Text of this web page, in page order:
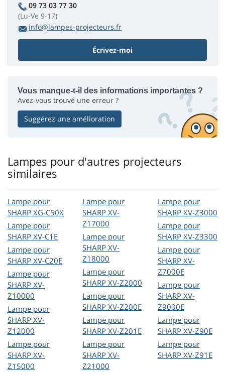
09 73 03 77 30
(Lu-Ve 9-17)
info@lampes-projecteurs.fr
Écrivez-moi
Vous manque-t-il des informations importantes ?
Avez-vous trouvé une erreur ?
Suggérez une amélioration
Lampes pour d'autres projecteurs
similaires
Lampe pour
SHARP XG-C50X
Lampe pour
SHARP XV-C1E
Lampe pour
SHARP XV-C20E
Lampe pour
SHARP XV-
Z10000
Lampe pour
SHARP XV-
Z12000
Lampe pour
SHARP XV-
Z15000
Lampe pour
SHARP XV-
Z17000
Lampe pour
SHARP XV-
Z18000
Lampe pour
SHARP XV-Z2000
Lampe pour
SHARP XV-Z200E
Lampe pour
SHARP XV-Z201E
Lampe pour
SHARP XV-
Z21000
Lampe pour
SHARP XV-Z3000
Lampe pour
SHARP XV-Z3300
Lampe pour
SHARP XV-
Z7000E
Lampe pour
SHARP XV-
Z9000E
Lampe pour
SHARP XV-Z90E
Lampe pour
SHARP XV-Z91E